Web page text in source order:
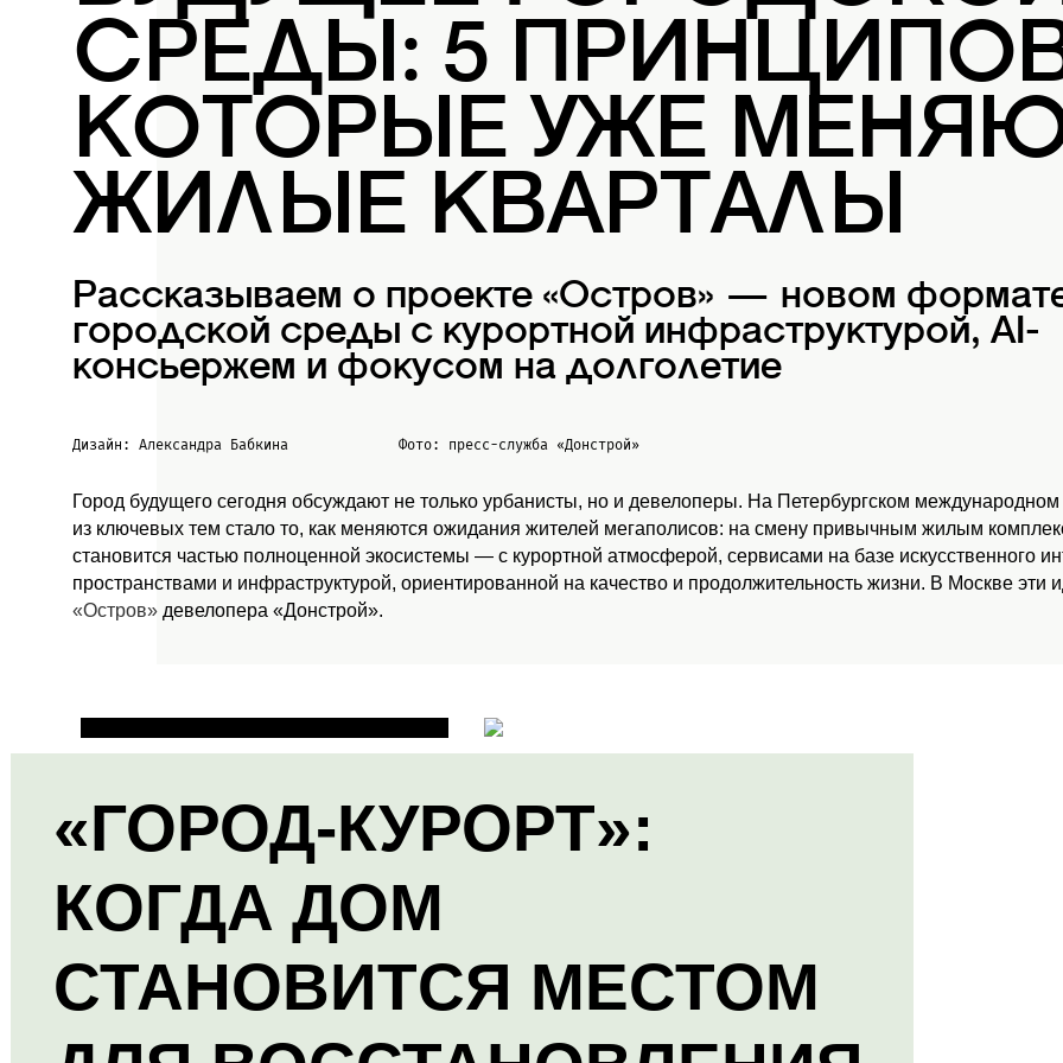
СРЕДЫ: 5
КОТОРЫЕ УЖЕ
ЖИЛЫЕ КВАРТАЛЫ
Рассказываем о проекте «Остров» — новом
городской среды с курортной инфраструктурой, AI-
консьержем и фокусом на долголетие
Дизайн: Александра Бабкина Фото: пресс-служба «Донстрой»
Город будущего сегодня обсуждают не только урбанисты, но и девелоперы. На Петербургском
из ключевых тем стало то, как меняются ожидания жителей мегаполисов: на смену привычным жилым
становится частью полноценной экосистемы — с курортной атмосферой, сервисами на базе искусственного
пространствами и инфраструктурой, ориентированной на качество и продолжительность жизни. В Москве
«Остров» девелопера «Донстрой».
«ГОРОД-КУРОРТ»:
КОГДА ДОМ
СТАНОВИТСЯ МЕСТОМ